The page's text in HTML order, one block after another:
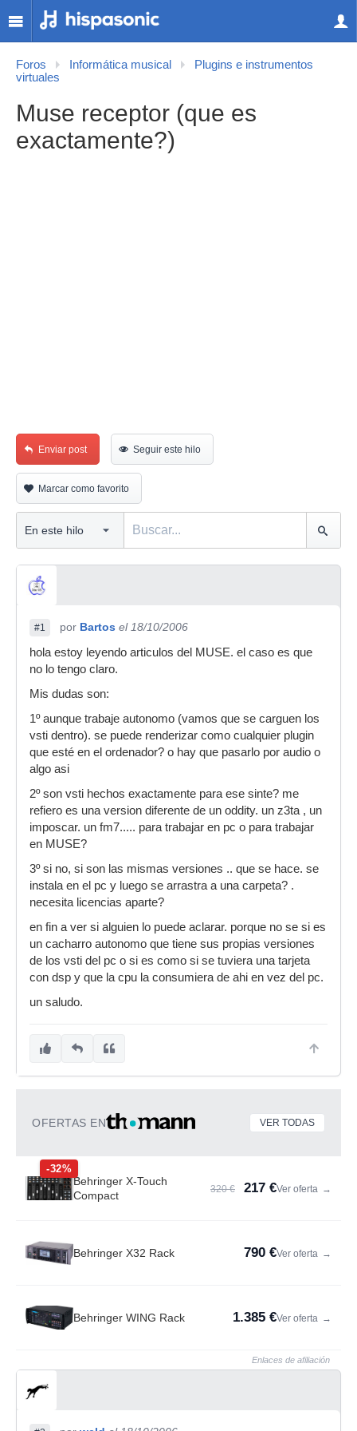
Foros Informática musical
Plugins e instrumentos
virtuales
Muse receptor (que es
exactamente?)
Enviar post Seguir este hilo
Marcar como favorito
#1 por Bartos el 18/10/2006
hola estoy leyendo articulos del MUSE. el caso es que
no lo tengo claro.
Mis dudas son:
1º aunque trabaje autonomo (vamos que se carguen los
vsti dentro). se puede renderizar como cualquier plugin
que esté en el ordenador? o hay que pasarlo por audio o
algo asi
2º son vsti hechos exactamente para ese sinte? me
refiero es una version diferente de un oddity. un z3ta , un
imposcar. un fm7..... para trabajar en pc o para trabajar
en MUSE?
3º si no, si son las mismas versiones .. que se hace. se
instala en el pc y luego se arrastra a una carpeta? .
necesita licencias aparte?
en fin a ver si alguien lo puede aclarar. porque no se si es
un cacharro autonomo que tiene sus propias versiones
de los vsti del pc o si es como si se tuviera una tarjeta
con dsp y que la cpu la consumiera de ahi en vez del pc.
un saludo.
OFERTAS EN VER TODAS
-32%
Behringer X-Touch
Compact
320 € 217 €Ver oferta →
Behringer X32 Rack 790 €Ver oferta →
Behringer WING Rack 1.385 €Ver oferta →
Enlaces de afiliación